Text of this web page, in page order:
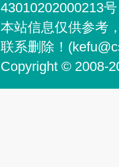
43010202000213
本站信息仅供参考
联系删除！
Copyright © 2008-